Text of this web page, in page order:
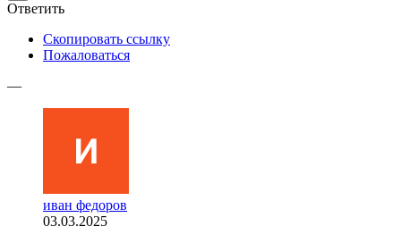
Ответить
Скопировать ссылку
Пожаловаться
—
иван федоров
03.03.2025